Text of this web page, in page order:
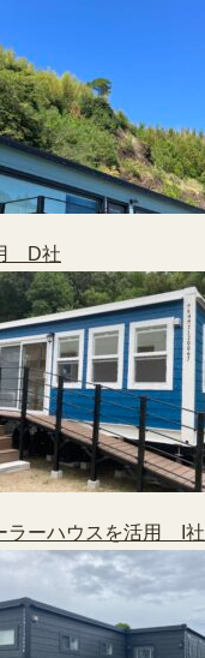
D社
ラーハウスを活用 I社